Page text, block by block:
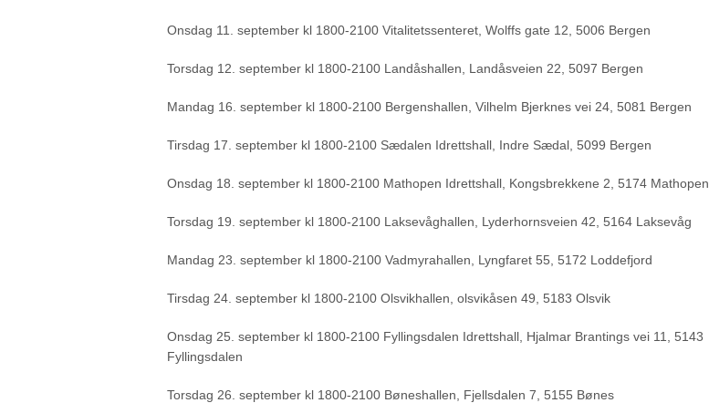
Onsdag 11. september kl 1800-2100 Vitalitetssenteret, Wolffs gate 12, 5006 Bergen
Torsdag 12. september kl 1800-2100 Landåshallen, Landåsveien 22, 5097 Bergen
Mandag 16. september kl 1800-2100 Bergenshallen, Vilhelm Bjerknes vei 24, 5081 Bergen
Tirsdag 17. september kl 1800-2100 Sædalen Idrettshall, Indre Sædal, 5099 Bergen
Onsdag 18. september kl 1800-2100 Mathopen Idrettshall, Kongsbrekkene 2, 5174 Mathopen
Torsdag 19. september kl 1800-2100 Laksevåghallen, Lyderhornsveien 42, 5164 Laksevåg
Mandag 23. september kl 1800-2100 Vadmyrahallen, Lyngfaret 55, 5172 Loddefjord
Tirsdag 24. september kl 1800-2100 Olsvikhallen, olsvikåsen 49, 5183 Olsvik
Onsdag 25. september kl 1800-2100 Fyllingsdalen Idrettshall, Hjalmar Brantings vei 11, 5143
Fyllingsdalen
Torsdag 26. september kl 1800-2100 Bøneshallen, Fjellsdalen 7, 5155 Bønes